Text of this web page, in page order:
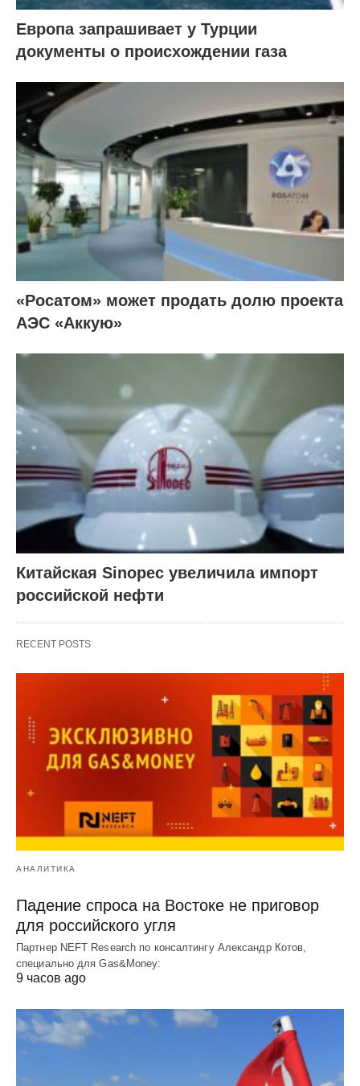
Европа запрашивает у Турции
документы о происхождении газа
«Росатом» может продать долю проекта
АЭС «Аккую»
Китайская Sinopec увеличила импорт
российской нефти
RECENT POSTS
АНАЛИТИКА
Падение спроса на Востоке не приговор
для российского угля
Партнер NEFT Research по консалтингу Александр Котов,
специально для Gas&Money:
9 часов ago